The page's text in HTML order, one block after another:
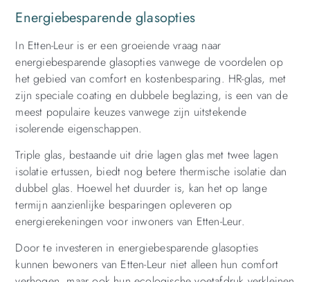
Energiebesparende glasopties
In Etten-Leur is er een groeiende vraag naar
energiebesparende glasopties vanwege de voordelen op
het gebied van comfort en kostenbesparing. HR-glas, met
zijn speciale coating en dubbele beglazing, is een van de
meest populaire keuzes vanwege zijn uitstekende
isolerende eigenschappen.
Triple glas, bestaande uit drie lagen glas met twee lagen
isolatie ertussen, biedt nog betere thermische isolatie dan
dubbel glas. Hoewel het duurder is, kan het op lange
termijn aanzienlijke besparingen opleveren op
energierekeningen voor inwoners van Etten-Leur.
Door te investeren in energiebesparende glasopties
kunnen bewoners van Etten-Leur niet alleen hun comfort